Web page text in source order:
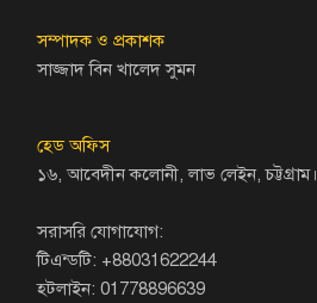
সম্পাদক ও প্রকাশক
সাজ্জাদ বিন খালেদ সুমন
হেড অফিস
১৬, আবেদীন কলোনী, লাভ লেইন, চট্টগ্রাম।
সরাসরি যোগাযোগ:
টিএন্ডটি: +88031622244
হটলাইন: 01778896639